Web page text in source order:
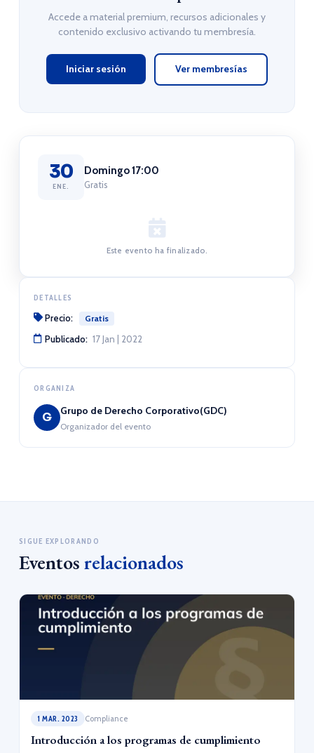
Accede a material premium, recursos adicionales y
contenido exclusivo activando tu membresía.
Iniciar sesión Ver membresías
30
ENE.
Domingo 17:00
Gratis
Este evento ha finalizado.
DETALLES
Precio: Gratis
Publicado: 17 Jan | 2022
ORGANIZA
G Grupo de Derecho Corporativo(GDC)
Organizador del evento
SIGUE EXPLORANDO
Eventosrelacionados
1 MAR. 2023 Compliance
Introducción a los programas de cumplimiento